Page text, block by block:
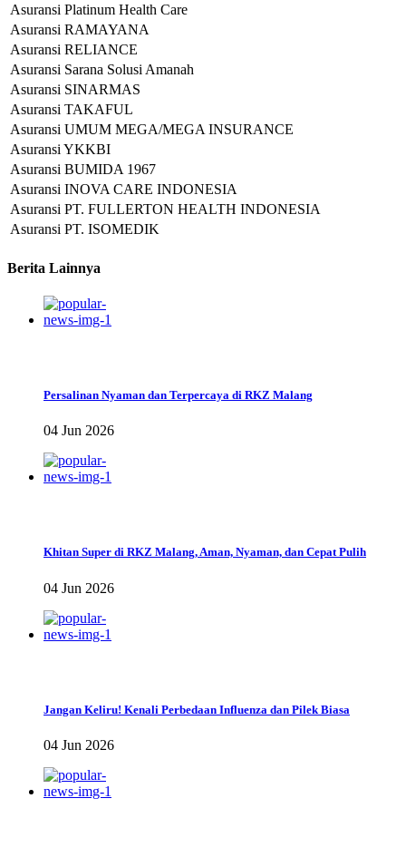
Asuransi Platinum Health Care
Asuransi RAMAYANA
Asuransi RELIANCE
Asuransi Sarana Solusi Amanah
Asuransi SINARMAS
Asuransi TAKAFUL
Asuransi UMUM MEGA/MEGA INSURANCE
Asuransi YKKBI
Asuransi BUMIDA 1967
Asuransi INOVA CARE INDONESIA
Asuransi PT. FULLERTON HEALTH INDONESIA
Asuransi PT. ISOMEDIK
Berita Lainnya
Persalinan Nyaman dan Terpercaya di RKZ Malang
04 Jun 2026
Khitan Super di RKZ Malang, Aman, Nyaman, dan Cepat Pulih
04 Jun 2026
Jangan Keliru! Kenali Perbedaan Influenza dan Pilek Biasa
04 Jun 2026